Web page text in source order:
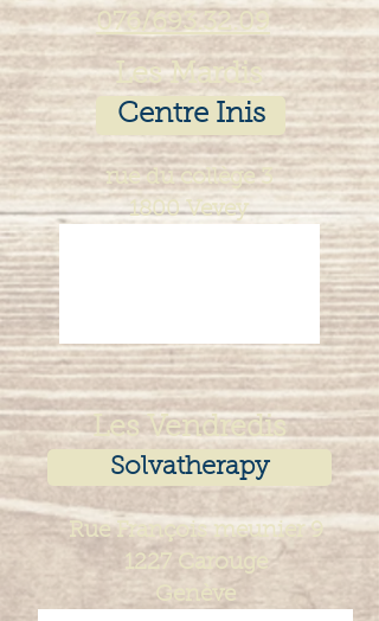
076/693.32.09
Les Mardis
Centre Inis
rue du collège 3
1800 Vevey
Les Vendredis
Solvatherapy
Rue François meunier 9
​1227 Carouge
Genève